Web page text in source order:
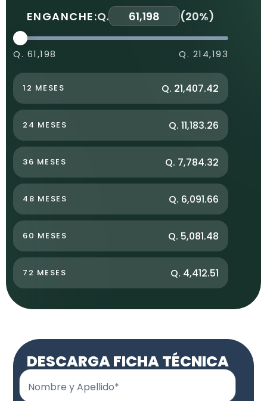
ENGANCHE:Q. (20%)
Q. 61,198 Q. 214,193
12 MESES Q. 21,407.42
24 MESES Q. 11,183.26
36 MESES Q. 7,784.32
48 MESES Q. 6,091.66
60 MESES Q. 5,081.48
72 MESES Q. 4,412.51
DESCARGA FICHA TÉCNICA
Nombre y Apellido*